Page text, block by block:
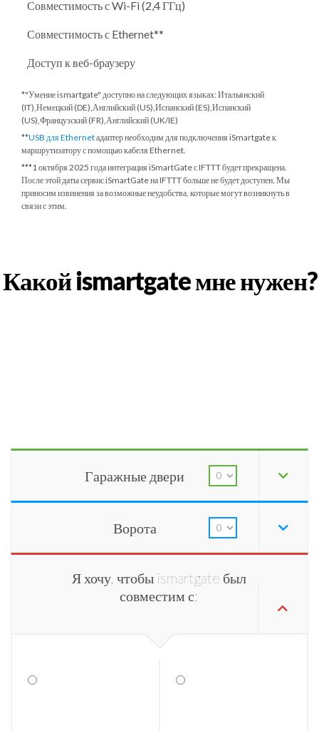
Совместимость с Wi-Fi (2,4 ГГц)
Совместимость с Ethernet**
Доступ к веб-браузеру
*"Умение ismartgate" доступно на следующих языках: Итальянский
(IT),Немецкий (DE),Английский (US),Испанский (ES),Испанский
(US),Французский (FR),Английский (UK/IE)
**USB для Ethernetадаптер необходим для подключения iSmartgate к
маршрутизатору с помощью кабеля Ethernet.
***1 октября 2025 годаинтеграция iSmartGate с IFTTT будет прекращена.
После этой даты сервис iSmartGate на IFTTT больше не будет доступен. Мы
приносим извинения за возможные неудобства, которые могут возникнуть в
связи с этим.
Какой ismartgate мне нужен?
Гаражные двери
Ворота
Я хочу, чтобы ismartgate был
совместим с: